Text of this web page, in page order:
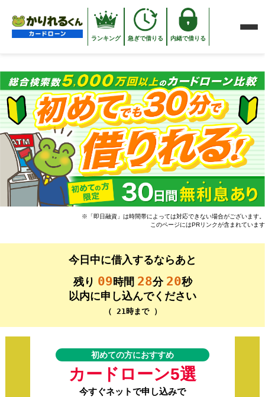
ッ
プ
ランキング 急ぎで借りる 内緒で借りる
※「即日融資」は時間帯によっては対応できない場合がございます。
このページにはPRリンクが含まれています
に借入するならあと
残り 09時間 28分 20秒
以内に申し込んでください
（ 21時まで ）
初めての方におすすめ
カードローン5選
今すぐネットで申し込みで